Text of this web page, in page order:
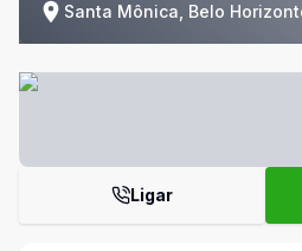
Santa Mônica, Belo
Ligar